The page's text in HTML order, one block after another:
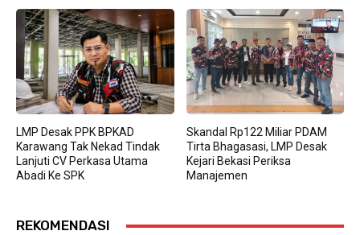
LMP Desak PPK BPKAD
Karawang Tak Nekad Tindak
Lanjuti CV Perkasa Utama
Abadi Ke SPK
Skandal Rp122 Miliar PDAM
Tirta Bhagasasi, LMP Desak
Kejari Bekasi Periksa
Manajemen
REKOMENDASI